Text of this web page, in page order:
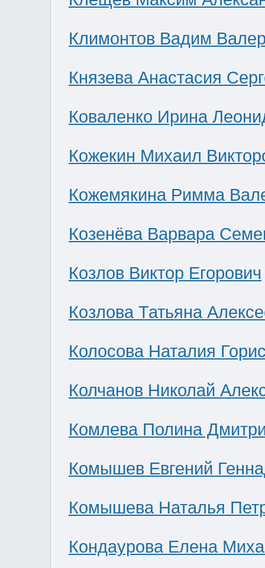
Климонтов Вадим
Князева Анастасия
Коваленко Ирина
Кожекин Михаил
Кожемякина Римма
Козенёва Варвара
Козлов Виктор Егорович
Козлова Татьяна
Колосова Наталия
Колчанов Николай
Комлева Полина
Комышев Евгений
Комышева Наталья
Кондаурова Елена